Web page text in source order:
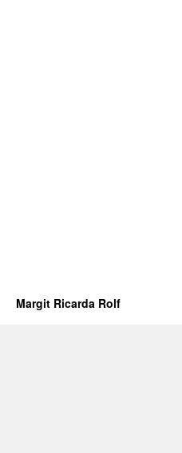
Margit Ricarda Rolf